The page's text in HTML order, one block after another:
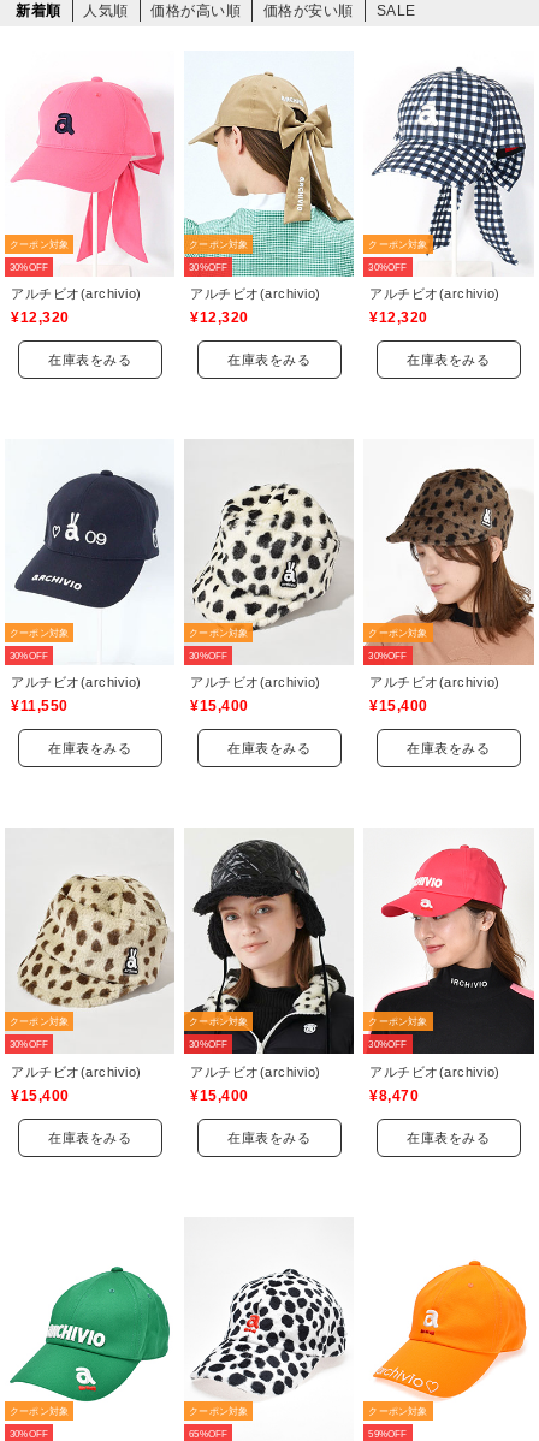
新着順 人気順 価格が高い順 価格が安い順 SALE
クーポン対象
30%OFF
アルチビオ(archivio)
¥12,320
在庫表をみる
クーポン対象
30%OFF
アルチビオ(archivio)
¥12,320
在庫表をみる
クーポン対象
30%OFF
アルチビオ(archivio)
¥12,320
在庫表をみる
クーポン対象
30%OFF
アルチビオ(archivio)
¥11,550
在庫表をみる
クーポン対象
30%OFF
アルチビオ(archivio)
¥15,400
在庫表をみる
クーポン対象
30%OFF
アルチビオ(archivio)
¥15,400
在庫表をみる
クーポン対象
30%OFF
アルチビオ(archivio)
¥15,400
在庫表をみる
クーポン対象
30%OFF
アルチビオ(archivio)
¥15,400
在庫表をみる
クーポン対象
30%OFF
アルチビオ(archivio)
¥8,470
在庫表をみる
クーポン対象
30%OFF
クーポン対象
65%OFF
クーポン対象
59%OFF